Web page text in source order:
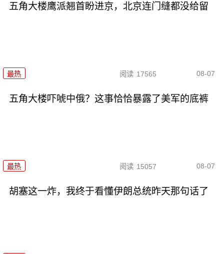
五角大楼鹰派翘首盼进京，北京连门缝都没给留
最热 阅读 17565 08-07
五角大楼吓唬中俄？这事恰恰暴露了美军的底裤
最热 阅读 15057 08-07
胡塞这一炸，我终于看懂伊朗总统昨天那句话了